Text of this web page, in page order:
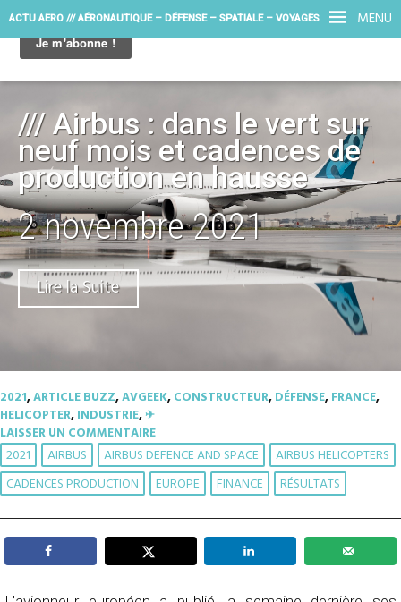
MENU
ACTU AERO /// AÉRONAUTIQUE – DÉFENSE – SPATIALE – VOYAGES
/// Airbus : dans le vert sur
neuf mois et cadences de
production en hausse
2 novembre 2021
Lire la Suite
2021,ARTICLE BUZZ,AVGEEK,CONSTRUCTEUR,DÉFENSE,FRANCE,
HELICOPTER,INDUSTRIE,✈︎
LAISSER UN COMMENTAIRE
2021 AIRBUS AIRBUS DEFENCE AND SPACE
AIRBUS HELICOPTERS
CADENCES PRODUCTION
EUROPE FINANCE RÉSULTATS